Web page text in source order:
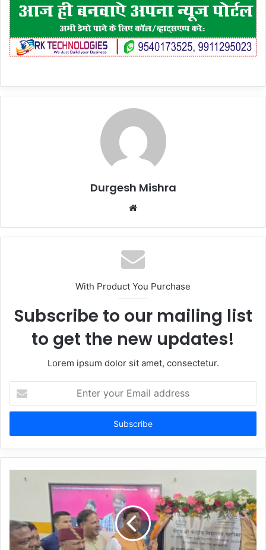
Durgesh Mishra
Website
With Product You Purchase
Subscribe to our mailing list
to get the new updates!
Lorem ipsum dolor sit amet, consectetur.
your
Email